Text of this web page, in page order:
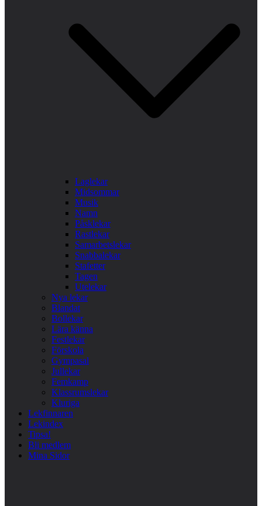
Laglekar
Midsommar
Musik
Namn
Påsklekar
Rastlekar
Samarbetslekar
Snabbalekar
Stafetter
Tagen
Utelekar
Nya lekar
Blandat
Bollekar
Lära känna
Festlekar
Förskola
Gympasal
Jullekar
Femkamp
Klassrumslekar
Kluriga
Lekfinnaren
Lekindex
Tipsa!
Bli medlem
Mina Sidor